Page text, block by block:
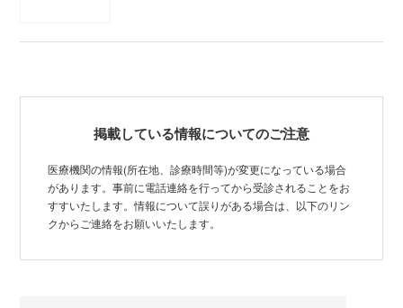
掲載している情報についてのご注意
医療機関の情報(所在地、診療時間等)が変更になっている場合
があります。事前に電話連絡を行ってから受診されることをお
すすいたします。情報について誤りがある場合は、以下のリン
クからご連絡をお願いいたします。